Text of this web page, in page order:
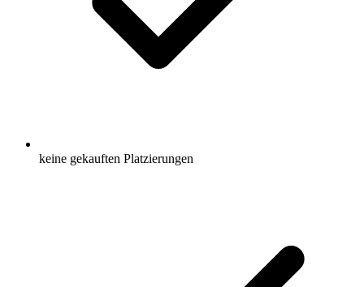
keine gekauften Platzierungen